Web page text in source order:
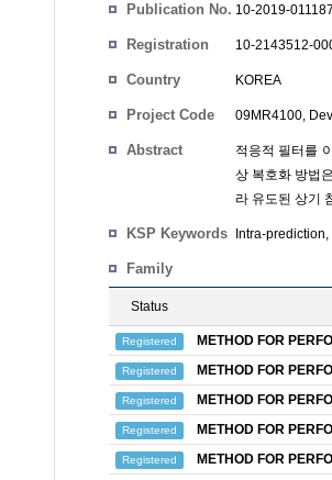
Publication No. 10-2019-
Registration
10-2143512-
Country KOREA
Project Code 09MR4100,
Abstract
적응적 필터를
상 복호화 방법
라 유도된 상기
KSP Keywords Intra-
Family
Status
Registered METHOD FOR
Registered METHOD FOR
Registered METHOD FOR
Registered METHOD FOR
Registered METHOD FOR